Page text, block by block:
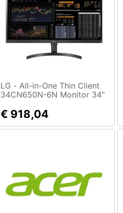
LG - All-in-One Thin Client
34CN650N-6N Monitor 34"
RAM 4GB eMMC 16GB Full
HD
€ 918,04